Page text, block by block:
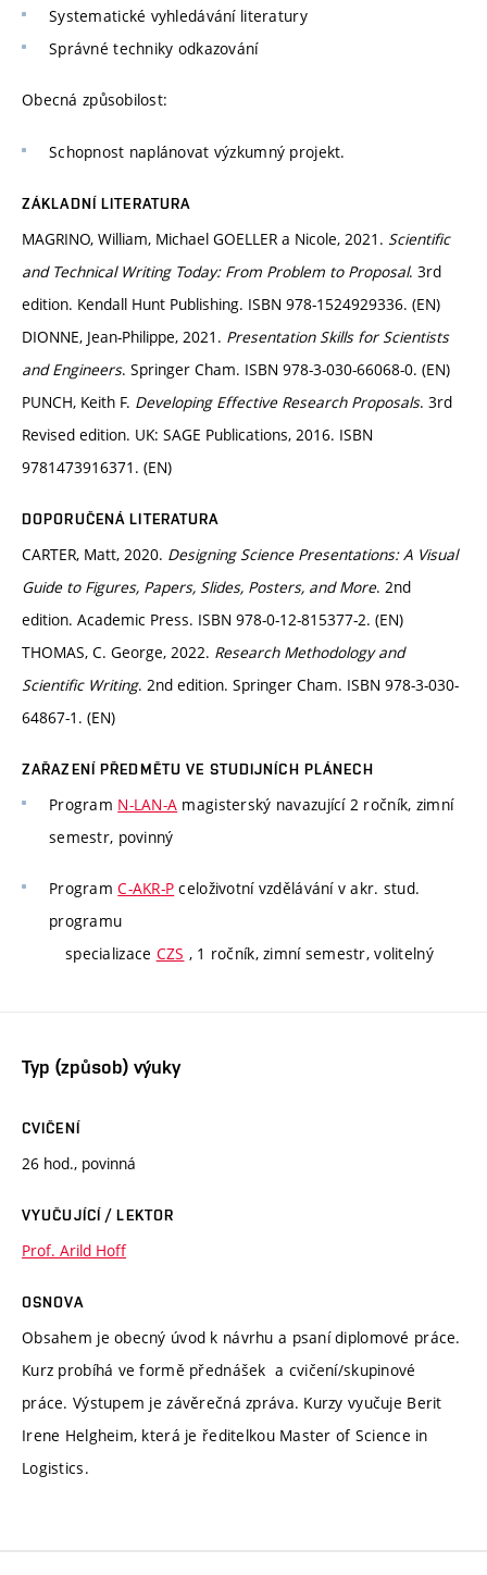
Systematické vyhledávání literatury
Správné techniky odkazování
Obecná způsobilost:
Schopnost naplánovat výzkumný projekt.
ZÁKLADNÍ LITERATURA
MAGRINO, William, Michael GOELLER a Nicole, 2021. Scientific
and Technical Writing Today: From Problem to Proposal. 3rd
edition. Kendall Hunt Publishing. ISBN 978-1524929336. (EN)
DIONNE, Jean-Philippe, 2021. Presentation Skills for Scientists
and Engineers. Springer Cham. ISBN 978-3-030-66068-0. (EN)
PUNCH, Keith F. Developing Effective Research Proposals. 3rd
Revised edition. UK: SAGE Publications, 2016. ISBN
9781473916371. (EN)
DOPORUČENÁ LITERATURA
CARTER, Matt, 2020. Designing Science Presentations: A Visual
Guide to Figures, Papers, Slides, Posters, and More. 2nd
edition. Academic Press. ISBN 978-0-12-815377-2. (EN)
THOMAS, C. George, 2022. Research Methodology and
Scientific Writing. 2nd edition. Springer Cham. ISBN 978-3-030-
64867-1. (EN)
ZAŘAZENÍ PŘEDMĚTU VE STUDIJNÍCH PLÁNECH
Program N-LAN-A magisterský navazující 2 ročník, zimní
semestr, povinný
ProgramC-AKR-P celoživotní vzdělávání v akr. stud.
programu
specializace CZS , 1 ročník, zimní semestr, volitelný
Typ (způsob) výuky
CVIČENÍ
26 hod., povinná
VYUČUJÍCÍ / LEKTOR
Prof. Arild Hoff
OSNOVA
Obsahem je obecný úvod k návrhu a psaní diplomové práce.
Kurz probíhá ve formě přednášek a cvičení/skupinové
práce. Výstupem je závěrečná zpráva. Kurzy vyučuje Berit
Irene Helgheim, která je ředitelkou Master of Science in
Logistics.